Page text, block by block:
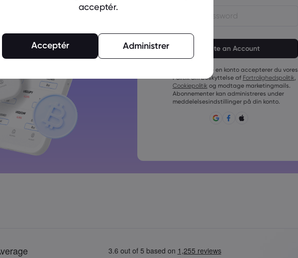
Adgangskoder skal være på mellem 6 og 15
Adgangskoder skal indeholde mindst 1 numerisk
Adgangskoder skal indeholde mindst 1 stort
bogstav
Adgangskoder skal indeholde mindst 1 lille
bogstav
()_-+=:;&lt;&gt;{,[]?,.
Ved at oprette en konto accepterer du vores
Politik om beskyttelse af Fortrolighedspolitik,
Cookiepolitik og modtage marketingmails.
Abonnementer kan administreres under
meddelelsesindstillinger på din konto.
acceptér.
Acceptér Administrer